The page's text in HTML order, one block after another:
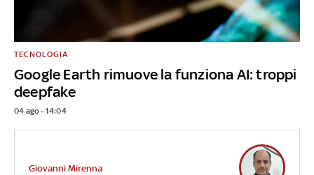
Google Earth rimuove la funziona AI: troppi
deepfake
TECNOLOGIA
04 ago - 14:04
Giovanni Mirenna